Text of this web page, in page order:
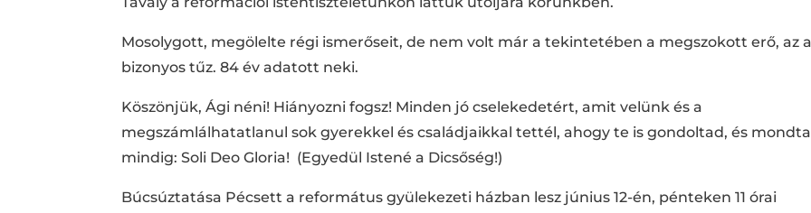
Mosolygott, megölelte régi ismerőseit, de nem volt már a tekintetében a megszokott erő, az a
bizonyos tűz. 84 év adatott neki.
Köszönjük, Ági néni! Hiányozni fogsz! Minden jó cselekedetért, amit velünk és a
megszámlálhatatlanul sok gyerekkel és családjaikkal tettél, ahogy te is gondoltad, és
mindig: Soli Deo Gloria! (Egyedül Istené a Dicsőség!)
Búcsúztatása Pécsett a református gyülekezeti házban lesz június 12-én, pénteken 11 órai